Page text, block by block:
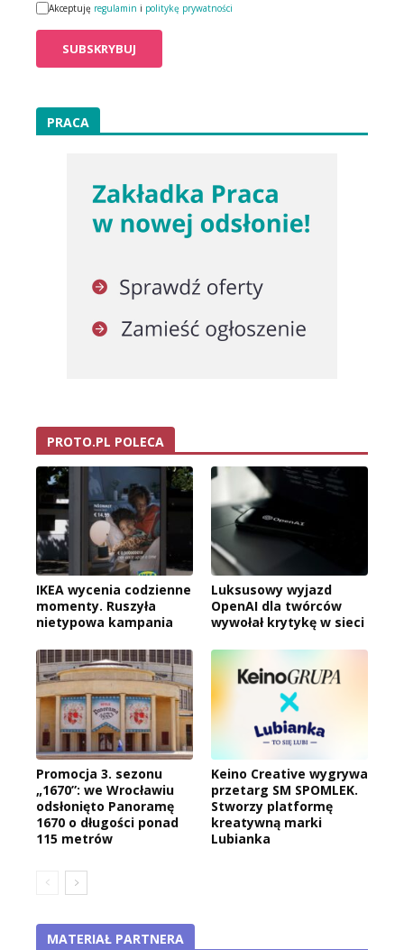
Akceptuję regulamin i politykę prywatności
PRACA
PROTO.PL POLECA
IKEA wycenia codzienne
momenty. Ruszyła
nietypowa kampania
Luksusowy wyjazd
OpenAI dla twórców
wywołał krytykę w sieci
Promocja 3. sezonu
„1670”: we Wrocławiu
odsłonięto Panoramę
1670 o długości ponad
115 metrów
Keino Creative wygrywa
przetarg SM SPOMLEK.
Stworzy platformę
kreatywną marki
Lubianka
MATERIAŁ PARTNERA